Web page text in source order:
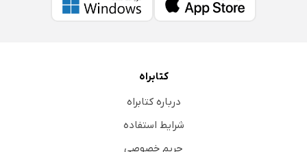
کتابراه
درباره کتابراه
شرایط استفاده
حریم خصوصی